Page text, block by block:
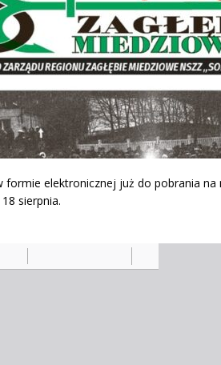
formie elektronicznej już do pobrania na
sierpnia.